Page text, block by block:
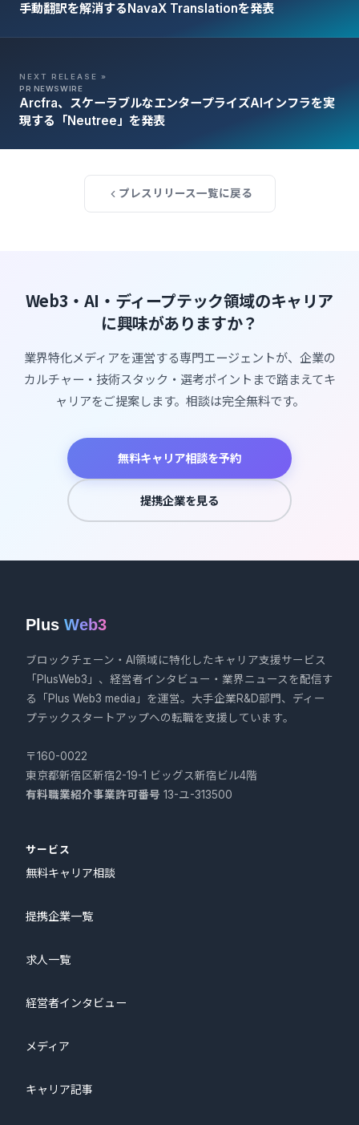
手動翻訳を解消するNavaX Translationを発表
NEXT RELEASE »
PR NEWSWIRE
Arcfra、スケーラブルなエンタープライズAIインフラを実
現する「Neutree」を発表
プレスリリース一覧に戻る
Web3・AI・ディープテック領域のキャリア
に興味がありますか？
業界特化メディアを運営する専門エージェントが、企業の
カルチャー・技術スタック・選考ポイントまで踏まえてキ
ャリアをご提案します。相談は完全無料です。
無料キャリア相談を予約
提携企業を見る
Plus Web3
ブロックチェーン・AI領域に特化したキャリア支援サービス
「PlusWeb3」、経営者インタビュー・業界ニュースを配信す
る「Plus Web3 media」を運営。大手企業R&D部門、ディー
プテックスタートアップへの転職を支援しています。
〒160-0022
東京都新宿区新宿2-19-1 ビッグス新宿ビル4階
有料職業紹介事業許可番号 13-ユ-313500
サービス
無料キャリア相談
提携企業一覧
求人一覧
経営者インタビュー
メディア
キャリア記事